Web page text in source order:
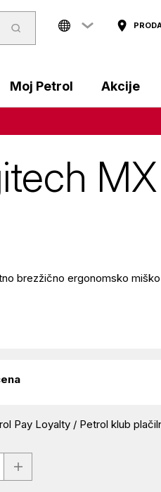
Moj Petrol Akcije
brezžično ergonomsko miško
Pay Loyalty / Petrol klub